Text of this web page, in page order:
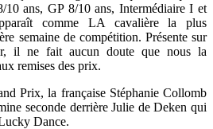
ans, GP 8/10 ans, Intermédiaire I et
comme LA cavalière la plus
semaine de compétition. Présente sur
il ne fait aucun doute que nous la
remises des prix.
Prix, la française Stéphanie Collomb
seconde derrière Julie de Deken qui
Dance.